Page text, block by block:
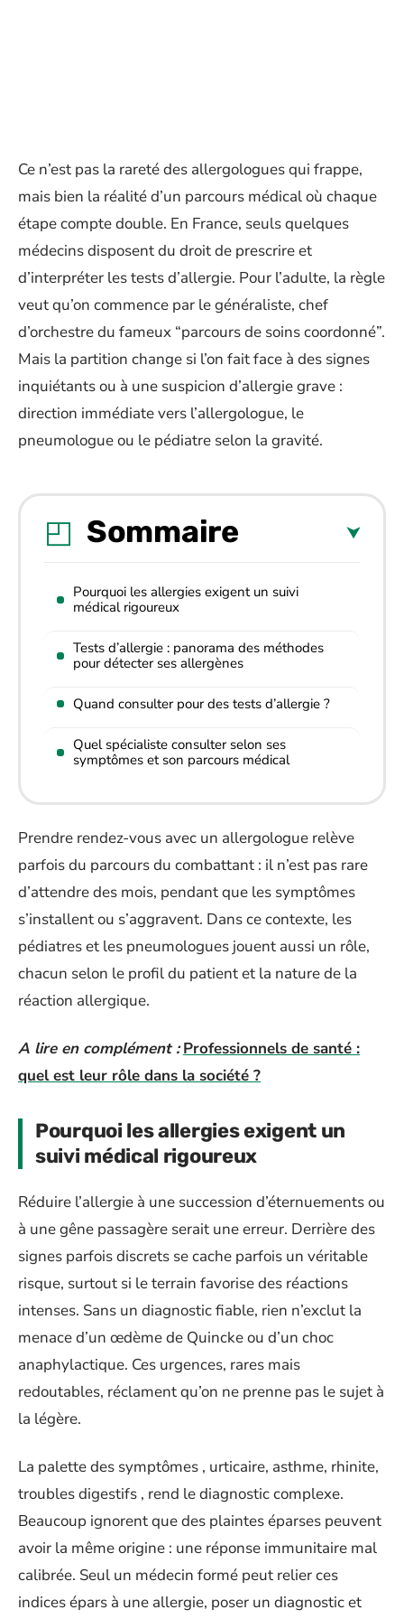
Ce n’est pas la rareté des allergologues qui frappe,
mais bien la réalité d’un parcours médical où chaque
étape compte double. En France, seuls quelques
médecins disposent du droit de prescrire et
d’interpréter les tests d’allergie. Pour l’adulte, la règle
veut qu’on commence par le généraliste, chef
d’orchestre du fameux “parcours de soins coordonné”.
Mais la partition change si l’on fait face à des signes
inquiétants ou à une suspicion d’allergie grave :
direction immédiate vers l’allergologue, le
pneumologue ou le pédiatre selon la gravité.
Sommaire
Pourquoi les allergies exigent un suivi
médical rigoureux
Tests d’allergie : panorama des méthodes
pour détecter ses allergènes
Quand consulter pour des tests d’allergie ?
Quel spécialiste consulter selon ses
symptômes et son parcours médical
Prendre rendez-vous avec un allergologue relève
parfois du parcours du combattant : il n’est pas rare
d’attendre des mois, pendant que les symptômes
s’installent ou s’aggravent. Dans ce contexte, les
pédiatres et les pneumologues jouent aussi un rôle,
chacun selon le profil du patient et la nature de la
réaction allergique.
A lire en complément : Professionnels de santé :
quel est leur rôle dans la société ?
Pourquoi les allergies exigent un
suivi médical rigoureux
Réduire l’allergie à une succession d’éternuements ou
à une gêne passagère serait une erreur. Derrière des
signes parfois discrets se cache parfois un véritable
risque, surtout si le terrain favorise des réactions
intenses. Sans un diagnostic fiable, rien n’exclut la
menace d’un œdème de Quincke ou d’un choc
anaphylactique. Ces urgences, rares mais
redoutables, réclament qu’on ne prenne pas le sujet à
la légère.
La palette des symptômes , urticaire, asthme, rhinite,
troubles digestifs , rend le diagnostic complexe.
Beaucoup ignorent que des plaintes éparses peuvent
avoir la même origine : une réponse immunitaire mal
calibrée. Seul un médecin formé peut relier ces
indices épars à une allergie, poser un diagnostic et